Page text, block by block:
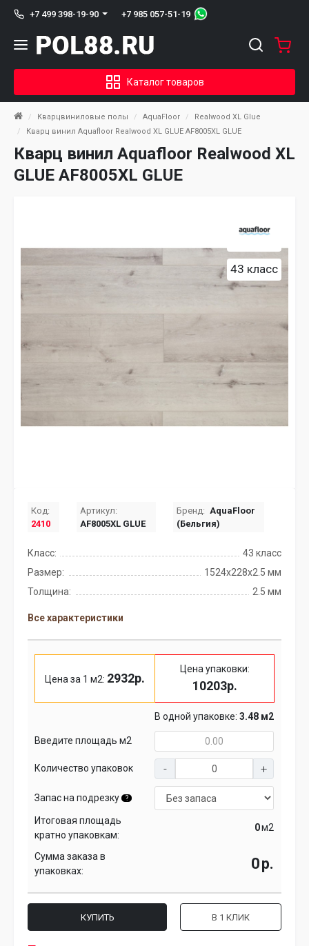
+7 499 398-19-90 +7 985 057-51-19
Каталог товаров
Кварцвиниловые полы AquaFloor
Realwood XL Glue
Кварц винил Aquafloor Realwood XL GLUE AF8005XL GLUE
Кварц винил Aquafloor Realwood XL
GLUE AF8005XL GLUE
43 класс
Код:
2410
Артикул:
AF8005XL GLUE
Бренд: AquaFloor
(Бельгия)
Класс:
43 класс
Размер:
1524x228x2.5 мм
Толщина:
2.5 мм
Все характеристики
Цена за 1 м2: 2932р.
Цена упаковки:
10203р.
В одной упаковке: 3.48 м2
Введите площадь м2
Количество упаковок
Запас на подрезку ?
Итоговая площадь
кратно упаковкам:
м2
Сумма заказа в
упаковках:
р.
КУПИТЬ В 1 КЛИК